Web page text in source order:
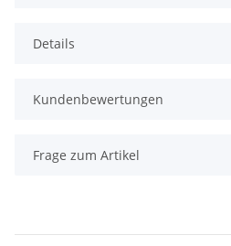
Details
Kundenbewertungen
Frage zum Artikel